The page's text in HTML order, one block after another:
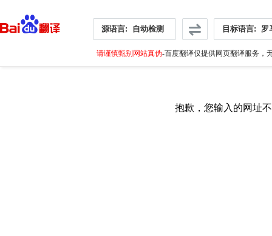
源语言: 自动检测 目标语言: 罗
请谨慎甄别网站真伪-百度翻译仅提供网页翻译服务，